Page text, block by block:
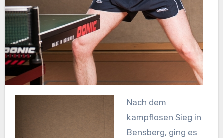
Nach dem
kampflosen Sieg in
Bensberg, ging es